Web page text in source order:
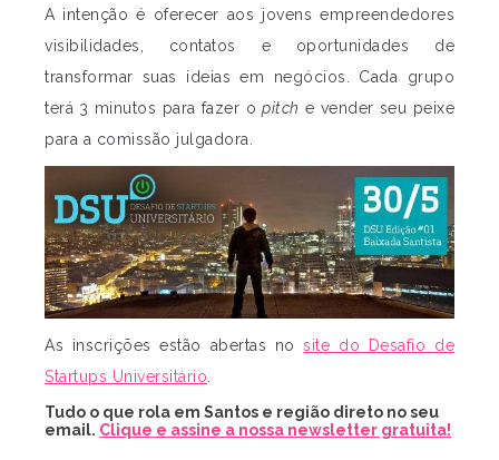
A intenção é oferecer aos jovens empreendedores
visibilidades, contatos e oportunidades de
transformar suas ideias em negócios. Cada grupo
terá 3 minutos para fazer opitch e vender seu peixe
para a comissão julgadora.
As inscrições estão abertas nosite do Desafio de
Startups Universitário
Tudo o que rola em Santos e região direto no seu
email. Clique e assine a nossa newsletter gratuita!